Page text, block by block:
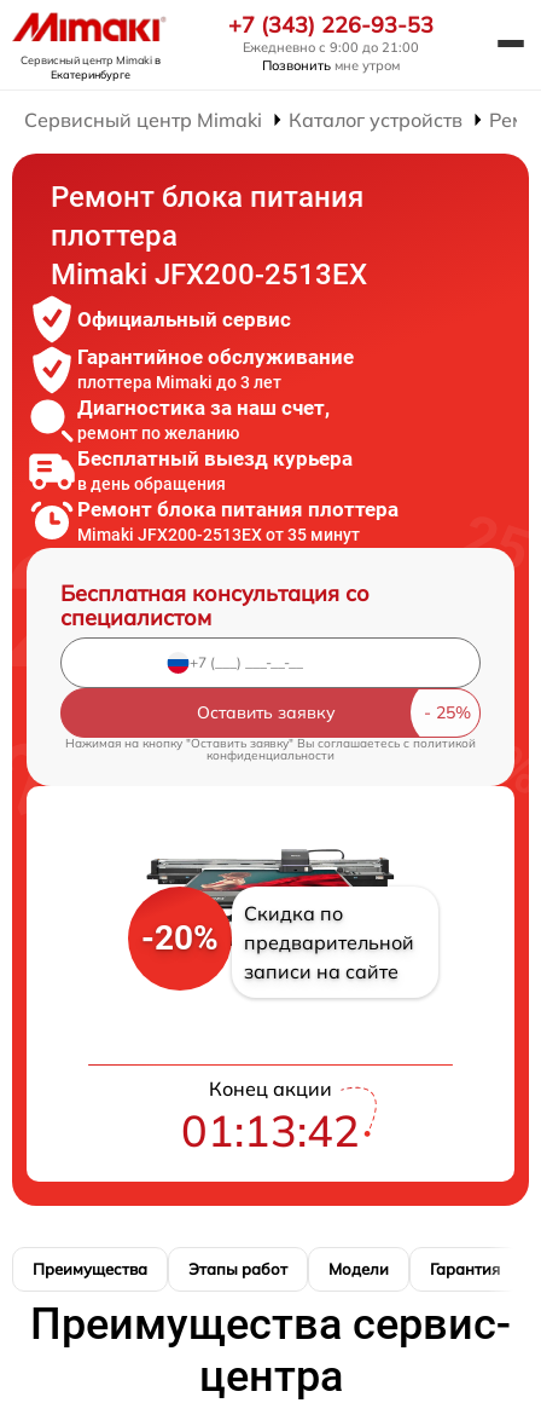
Сервисный центр Mimakiв
Екатеринбурге
+7 (343) 226-93-53
Ежедневно с 9:00 до 21:00
Позвонить мне утром
Сервисный центр Mimaki Каталог устройств
Ремонт блока питания
плоттера
Mimaki JFX200-2513EX
Официальный сервис
Гарантийное обслуживание
плоттера Mimaki до 3 лет
Диагностика за наш счет,
ремонт по желанию
Бесплатный выезд курьера
в день обращения
Ремонт блока питания плоттера
Mimaki JFX200-2513EX от 35 минут
Бесплатная консультация со
специалистом
Оставить заявку
Нажимая на кнопку "Оставить заявку" Вы соглашаетесь cполитикой
конфиденциальности
-20%
Скидка по
предварительной
записи на сайте
Конец акции
01:13:41
Преимущества Этапы работ Модели Гарантия
Преимущества сервис-
центра